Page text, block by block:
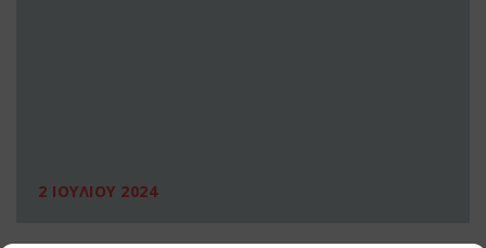
2 ΙΟΥΛΙΟΥ 2024